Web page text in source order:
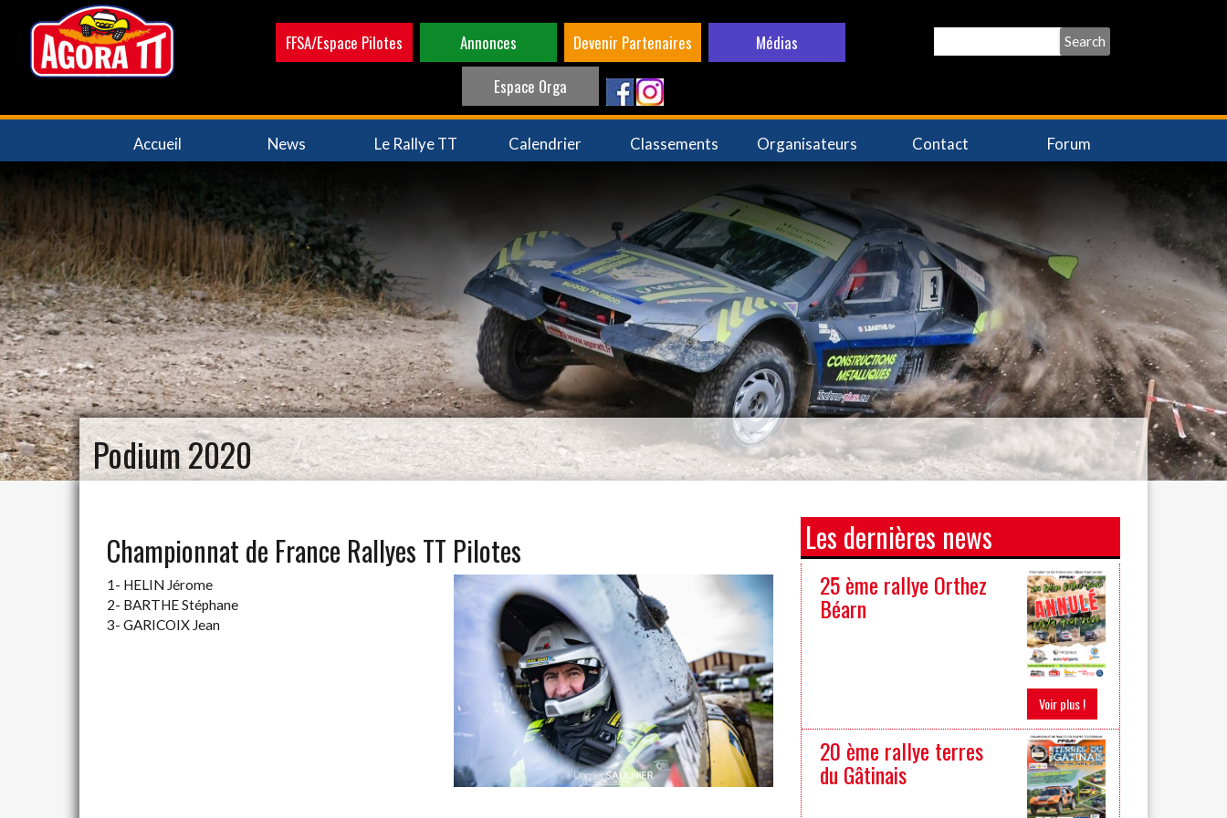
contenu
principal
FFSA/Espace Pilotes Annonces Devenir Partenaires
Médias
Espace Orga
Navigation
principale
Accueil News Le Rallye TT Calendrier Classements Organisateurs Contact Forum
Podium 2020
Championnat de France Rallyes TT Pilotes
1- HELIN Jérome
2- BARTHE Stéphane
3- GARICOIX Jean
Les dernières news
25 ème rallye Orthez
Béarn
Voir plus !
20 ème rallye terres
du Gâtinais